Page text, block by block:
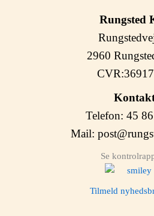
Rungsted
2960
Telefon: 45
Mail:
Se
Tilmeld